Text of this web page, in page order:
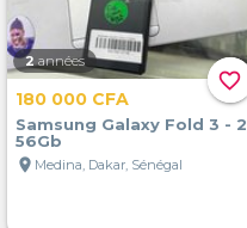
favorite_border
2 années
180 000 CFA
Samsung Galaxy Fold 3 - 2
56Gb
location_on Medina, Dakar, Sénégal